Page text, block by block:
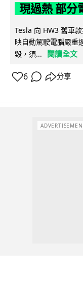
現過熱 部分
Tesla 向 HW3 舊車
映自動駕駛電腦嚴重
毀，須...
閱讀全文
6 分享